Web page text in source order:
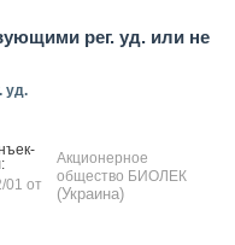
рег. уд. или не
уд.
01 от
Акционерное
общество БИОЛЕК
(Украина)